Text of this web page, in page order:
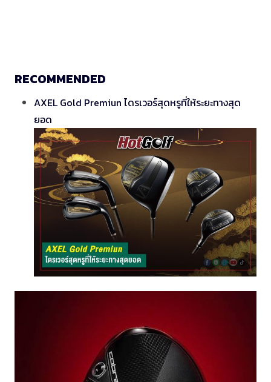
RECOMMENDED
AXEL Gold Premiun ไดรเวอร์สุดหรูที่ให้ระยะทางสุด
ยอด